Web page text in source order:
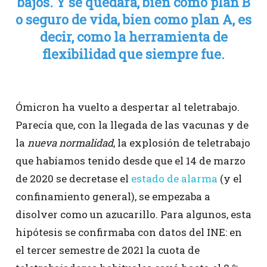
o seguro de vida, bien como plan A, es
decir, como la herramienta de
flexibilidad que siempre fue.
Ómicron ha vuelto a despertar al teletrabajo.
Parecía que, con la llegada de las vacunas y de
la nueva normalidad, la explosión de teletrabajo
que habíamos tenido desde que el 14 de marzo
de 2020 se decretase el estado de alarma (y el
confinamiento general), se empezaba a
disolver como un azucarillo. Para algunos, esta
hipótesis se confirmaba con datos del INE: en
el tercer semestre de 2021 la cuota de